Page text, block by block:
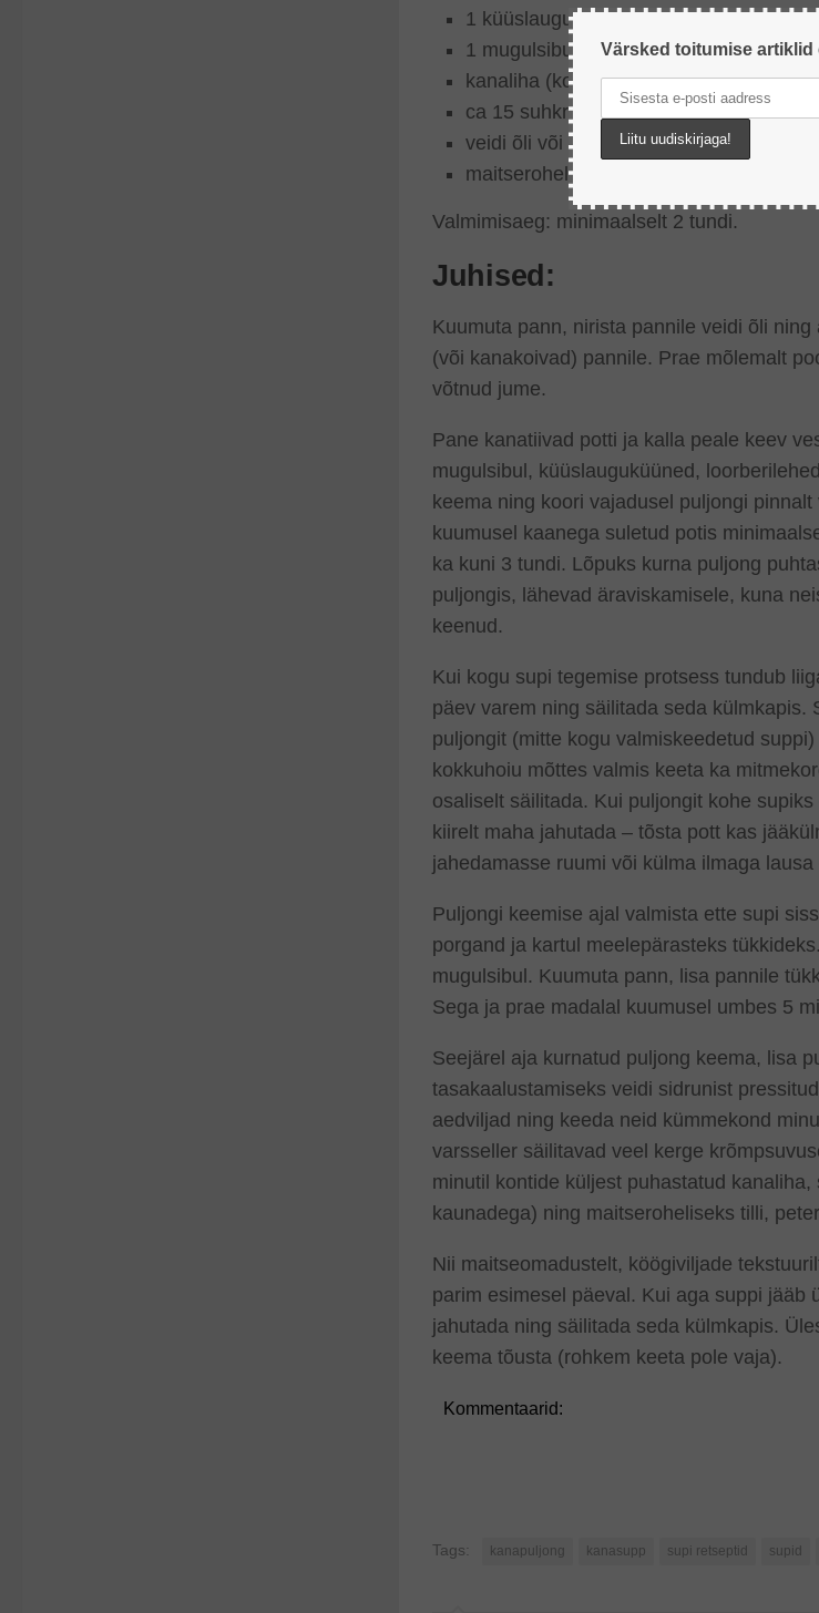
1 küüslauguküüs
1 mugulsibul
kanaliha (kontide küljest)
ca 15 suhkruhernest (koos kaunaga)
veidi õli või võid praadimiseks
maitserohelist: nt tilli, peterselli ja
Valmimisaeg: minimaalselt 2 tundi.
Juhised:
Kuumuta pann, nirista pannile veidi õli
(või kanakoivad) pannile. Prae mõlemalt
võtnud jume.
Pane kanatiivad potti ja kalla peale keev
mugulsibul, küüslauguküüned,
keema ning koori vajadusel puljongi
kuumusel kaanega suletud potis
ka kuni 3 tundi. Lõpuks kurna puljong
puljongis, lähevad äraviskamisele, kuna
keenud.
Kui kogu supi tegemise protsess tundub
päev varem ning säilitada seda külmkapis.
puljongit (mitte kogu valmiskeedetud
kokkuhoiu mõttes valmis keeta ka
osaliselt säilitada. Kui puljongit kohe
kiirelt maha jahutada – tõsta pott kas
jahedamasse ruumi või külma ilmaga lausa
Puljongi keemise ajal valmista ette supi
porgand ja kartul meelepärasteks
mugulsibul. Kuumuta pann, lisa pannile
Sega ja prae madalal kuumusel umbes 5
Seejärel aja kurnatud puljong keema, lisa
tasakaalustamiseks veidi sidrunist
aedviljad ning keeda neid kümmekond
varsseller säilitavad veel kerge
minutil kontide küljest puhastatud
kaunadega) ning maitseroheliseks tilli,
Nii maitseomadustelt, köögiviljade
parim esimesel päeval. Kui aga suppi jääb
jahutada ning säilitada seda külmkapis.
keema tõusta (rohkem keeta pole vaja).
Kommentaarid:
Tags: kanapuljong kanasupp supi retseptid supid
Värsked toitumise artiklid